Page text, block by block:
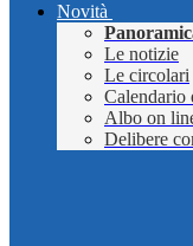
Novità
Le notizie
Le circolari
Calendario
Albo on
Delibere